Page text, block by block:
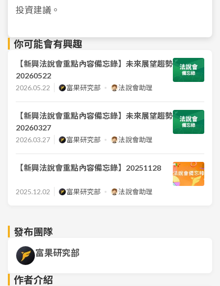
投資建議。
你可能會有興趣
【新興法說會重點內容備忘錄】未來展望趨勢
20260522
2026.05.22 富果研究部 法說會助理
【新興法說會重點內容備忘錄】未來展望趨勢
20260327
2026.03.27 富果研究部 法說會助理
【新興法說會重點內容備忘錄】20251128
2025.12.02 富果研究部 法說會助理
發布團隊
富果研究部
作者介紹